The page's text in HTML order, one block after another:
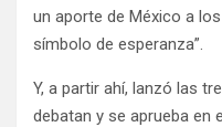
un aporte de México a
símbolo de esperanza”.
Y, a partir ahí, lanzó las
debatan y se aprueba en